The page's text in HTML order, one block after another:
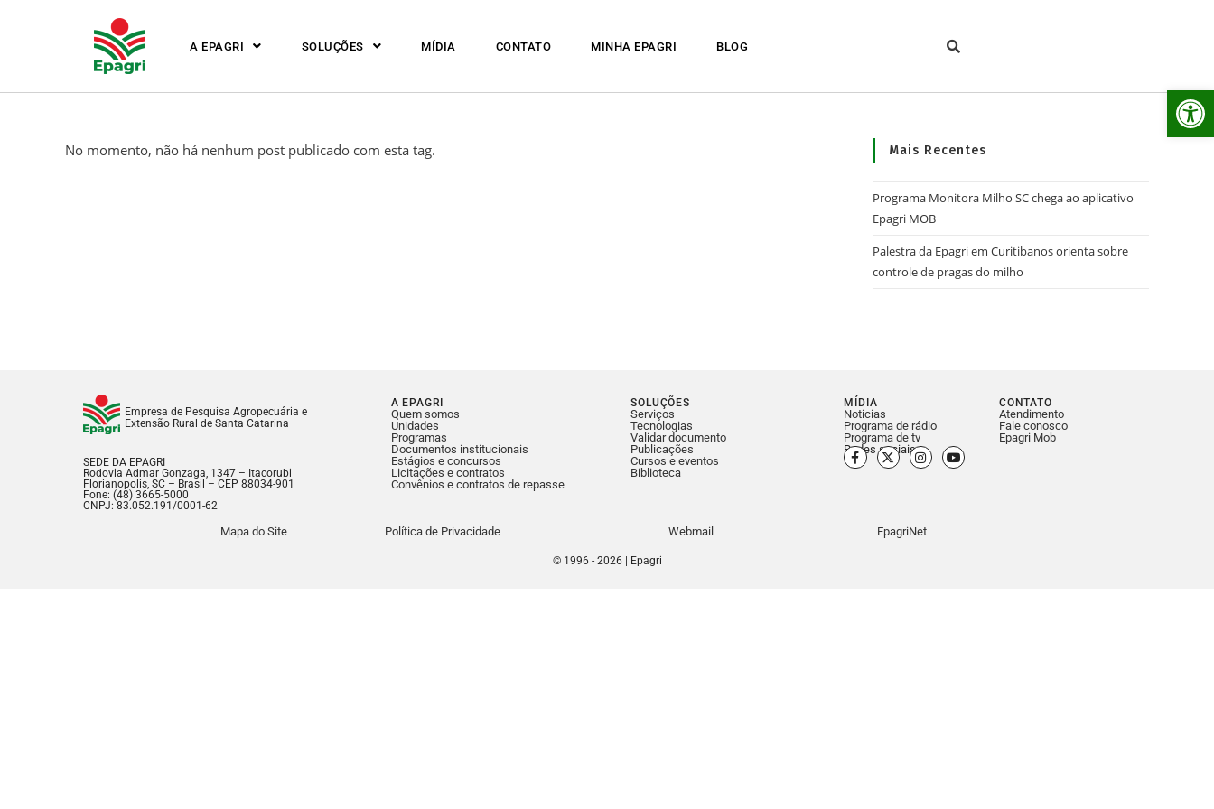
A EPAGRI SOLUÇÕES MÍDIA CONTATO MINHA EPAGRI BLOG
No momento, não há nenhum post publicado com esta tag. Mais Recentes
Programa Monitora Milho SC chega ao aplicativo
Epagri MOB
Palestra da Epagri em Curitibanos orienta sobre
controle de pragas do milho
Empresa de Pesquisa Agropecuária e
Extensão Rural de Santa Catarina
SEDE DA EPAGRI
Rodovia Admar Gonzaga, 1347 – Itacorubi
Florianopolis, SC – Brasil – CEP 88034-901
Fone: (48) 3665-5000
CNPJ: 83.052.191/0001-62
A EPAGRI
Quem somos
Unidades
Programas
Documentos institucionais
Estágios e concursos
Licitações e contratos
Convênios e contratos de repasse
SOLUÇÕES
Serviços
Tecnologias
Validar documento
Publicações
Cursos e eventos
Biblioteca
MÍDIA
Noticias
Programa de rádio
Programa de tv
Redes sociais
CONTATO
Atendimento
Fale conosco
Epagri Mob
Mapa do Site Política de Privacidade Webmail EpagriNet
© 1996 - 2026 | Epagri